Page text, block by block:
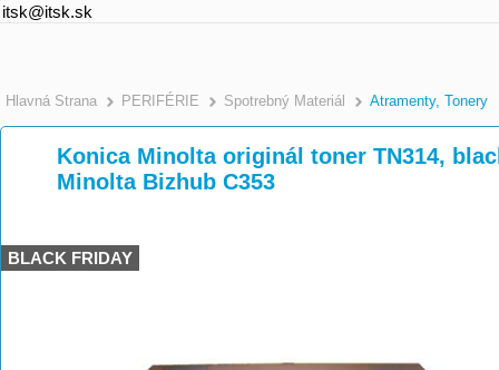
itsk@itsk.sk
Hlavná Strana >
PERIFÉRIE >
Spotrebný Materiál >
Atramenty, Tonery
Konica Minolta originál toner TN314,
Minolta Bizhub C353
BLACK FRIDAY